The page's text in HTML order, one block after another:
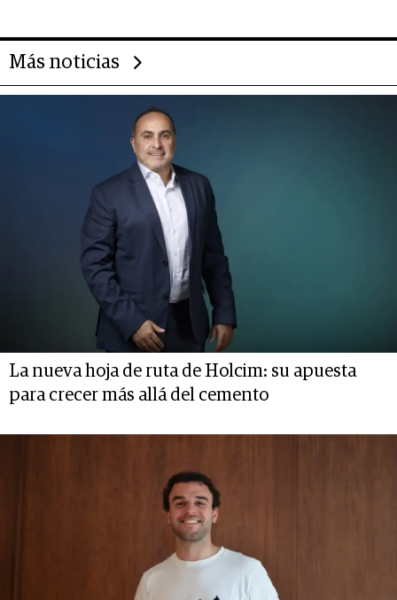
Más noticias
La nueva hoja de ruta de Holcim: su apuesta
para crecer más allá del cemento